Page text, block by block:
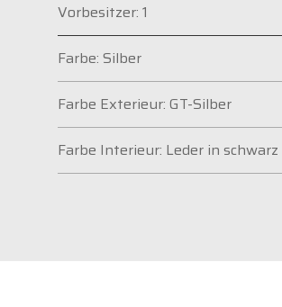
Vorbesitzer: 1
Farbe: Silber
Farbe Exterieur: GT-Silber
Farbe Interieur: Leder in schwarz